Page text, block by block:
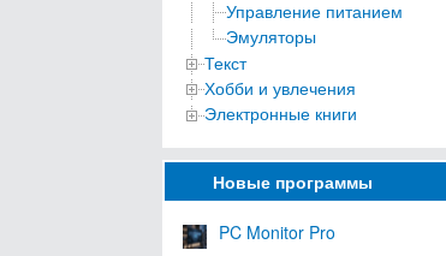
Управление питанием
Эмуляторы
Текст
Хобби и увлечения
Электронные книги
Новые программы
PC Monitor Pro